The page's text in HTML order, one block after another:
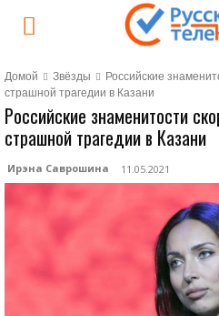
Домой Звёзды
Российские
страшной трагедии в Казани
Российские знаменитости
страшной трагедии в Казани
Ирэна Саврошина 11.05.2021